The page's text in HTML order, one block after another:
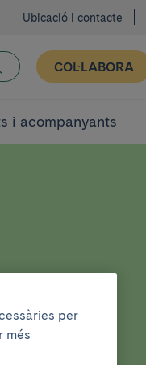
Ubicació i contacte
COL·LABORA
i acompanyants
per
més